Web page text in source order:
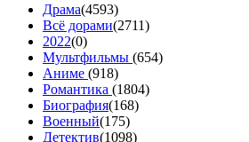
Драма(4593)
Всё дорами(2711)
2022(0)
Мультфильмы (654)
Аниме (918)
Романтика (1804)
Биография(168)
Военный(175)
Детектив(1098)